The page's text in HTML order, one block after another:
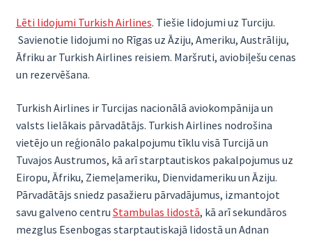
Lēti lidojumi Turkish Airlines. Tiešie lidojumi uz Turciju.
Savienotie lidojumi no Rīgas uz Āziju, Ameriku, Austrāliju,
Āfriku ar Turkish Airlines reisiem. Maršruti, aviobiļešu cenas
un rezervēšana.
Turkish Airlines ir Turcijas nacionālā aviokompānija un
valsts lielākais pārvadātājs. Turkish Airlines nodrošina
vietējo un reģionālo pakalpojumu tīklu visā Turcijā un
Tuvajos Austrumos, kā arī starptautiskos pakalpojumus uz
Eiropu, Āfriku, Ziemeļameriku, Dienvidameriku un Āziju.
Pārvadātājs sniedz pasažieru pārvadājumus, izmantojot
savu galveno centru Stambulas lidostā, kā arī sekundāros
mezglus Esenbogas starptautiskajā lidostā un Adnan